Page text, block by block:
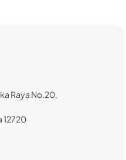
Raya No.20,
12720